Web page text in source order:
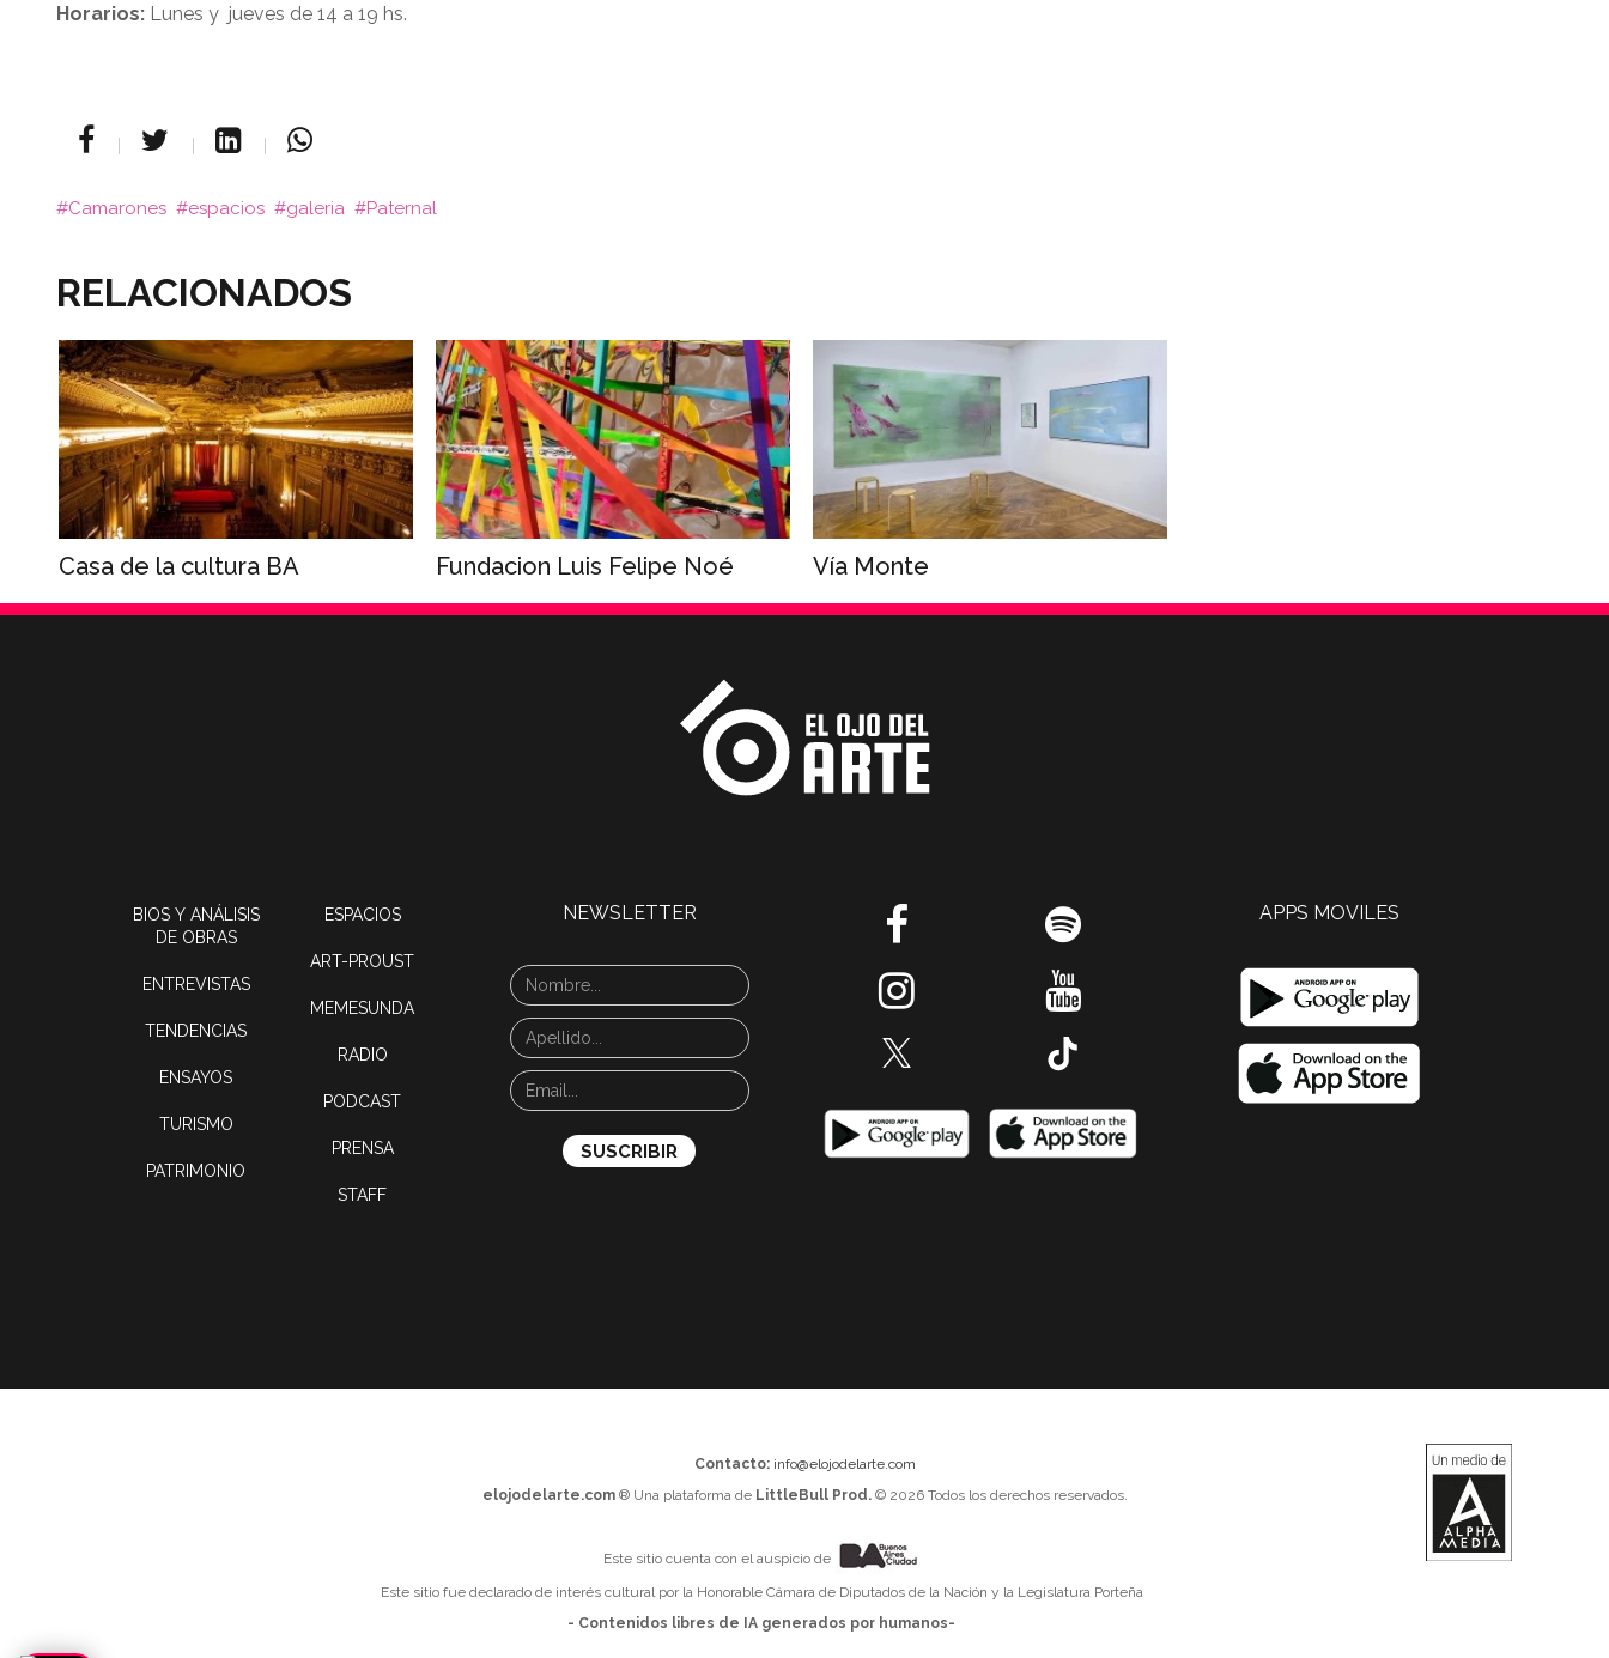
Horarios: Lunes y jueves de 14 a 19 hs.
Camarones espacios galeria Paternal
RELACIONADOS
Casa de la cultura BA Fundacion Luis Felipe Noé Vía Monte
BIOS Y ANÁLISIS
DE OBRAS
ENTREVISTAS
TENDENCIAS
ENSAYOS
TURISMO
PATRIMONIO
ESPACIOS
ART-PROUST
MEMESUNDA
RADIO
PODCAST
PRENSA
STAFF
NEWSLETTER APPS MOVILES
Contacto: info@elojodelarte.com
elojodelarte.com® Una plataforma de LittleBull Prod.© 2026 Todos los derechos reservados.
Este sitio cuenta con el auspicio de
Este sitio fue declarado de interés cultural por la Honorable Cámara de Diputados de la Nación y la Legislatura Porteña
- Contenidos libres de IA generados por humanos-